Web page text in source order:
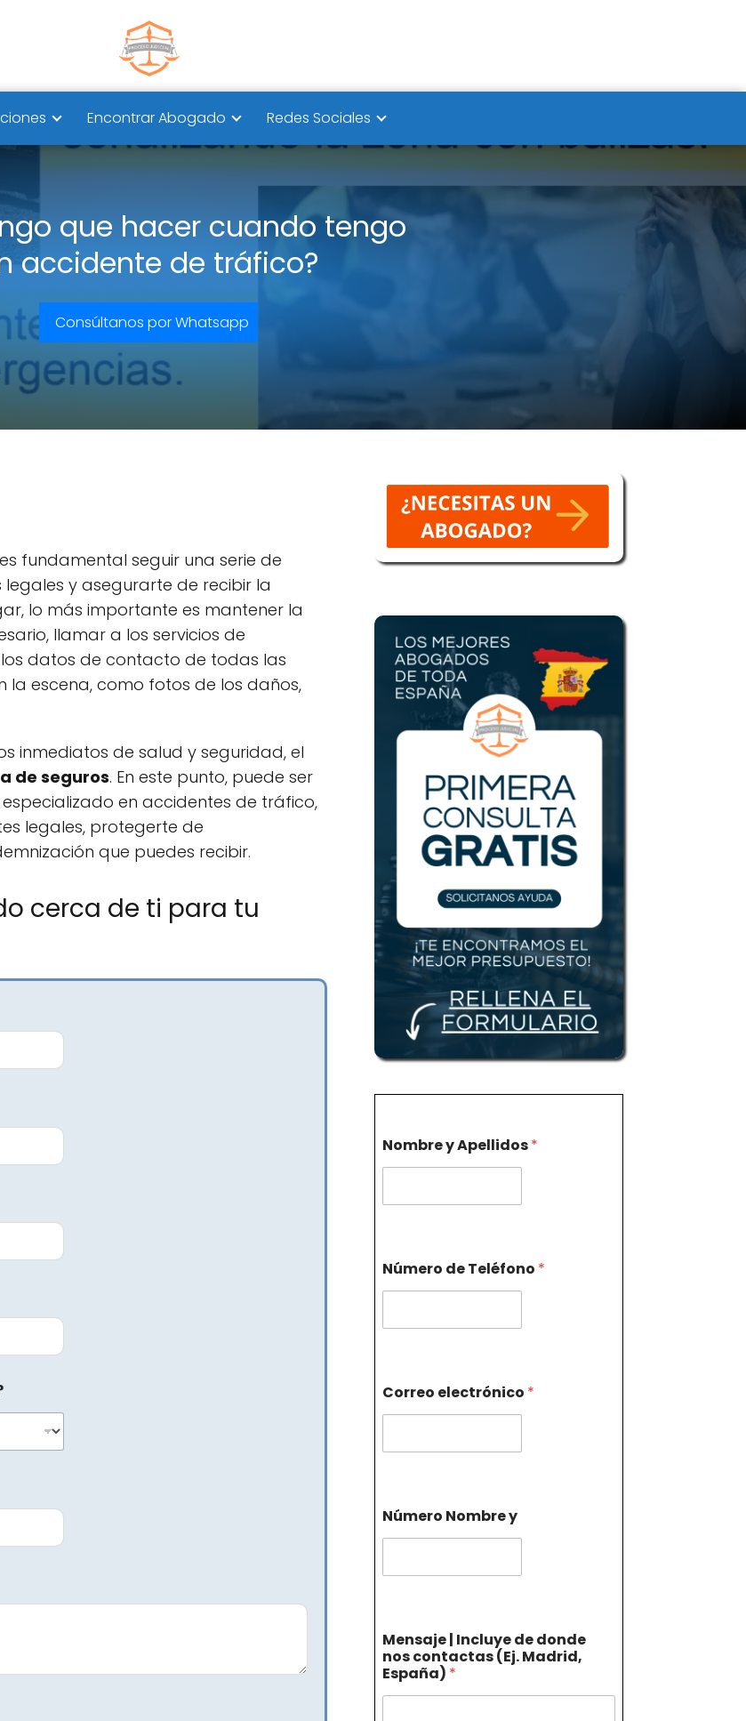
Encontrar Abogado Redes Sociales
que hacer cuando tengo
accidente de tráfico?
Consúltanos por Whatsapp
fundamental seguir una serie de
y asegurarte de recibir la
lo más importante es mantener la
llamar a los servicios de
datos de contacto de todas las
escena, como fotos de los daños,
inmediatos de salud y seguridad, el
de seguros. En este punto, puede ser
en accidentes de tráfico,
legales, protegerte de
que puedes recibir.
cerca de ti para tu
Nombre y Apellidos*
Número de Teléfono *
Correo electrónico *
Número Nombre y
Mensaje | Incluye de donde
nos contactas (Ej. Madrid,
España) *